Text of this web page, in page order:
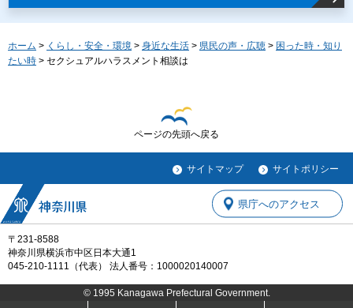
ホーム > くらし・安全・環境 > 身近な生活 > 県民の声・広聴 > 困った時・知り
たい時 > セクシュアルハラスメント相談は
ページの先頭へ戻る
サイトマップ サイトポリシー
〒231-8588
神奈川県横浜市中区日本大通1
045-210-1111（代表） 法人番号：1000020140007
県庁へのアクセス
© 1995 Kanagawa Prefectural Government.